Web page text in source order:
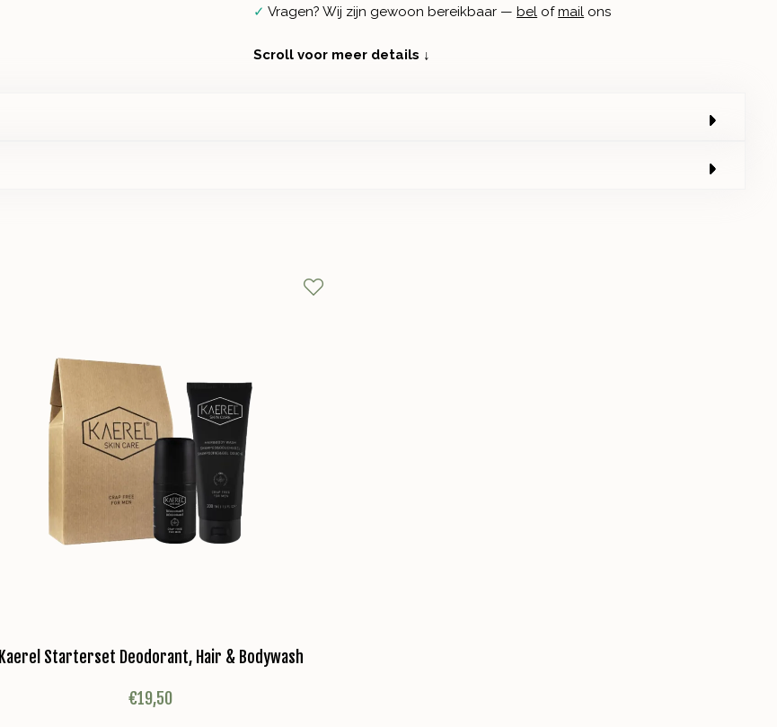
✓ Vragen? Wij zijn gewoon bereikbaar — bel ofmail ons
Scroll voor meer details ↓
Kaerel Starterset Deodorant, Hair & Bodywash
€19,50